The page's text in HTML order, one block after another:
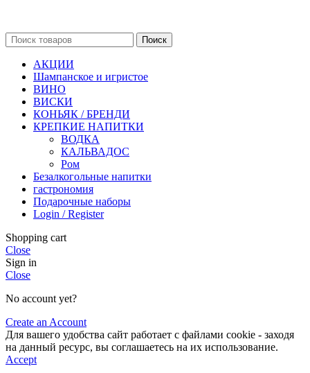
Поиск
АКЦИИ
Шампанское и игристое
ВИНО
ВИСКИ
КОНЬЯК / БРЕНДИ
КРЕПКИЕ НАПИТКИ
ВОДКА
КАЛЬВАДОС
Ром
Безалкогольные напитки
гастрономия
Подарочные наборы
Login / Register
Shopping cart
Close
Sign in
Close
No account yet?
Create an Account
Для вашего удобства сайт работает с файлами cookie - заходя
на данный ресурс, вы соглашаетесь на их использование.
Accept